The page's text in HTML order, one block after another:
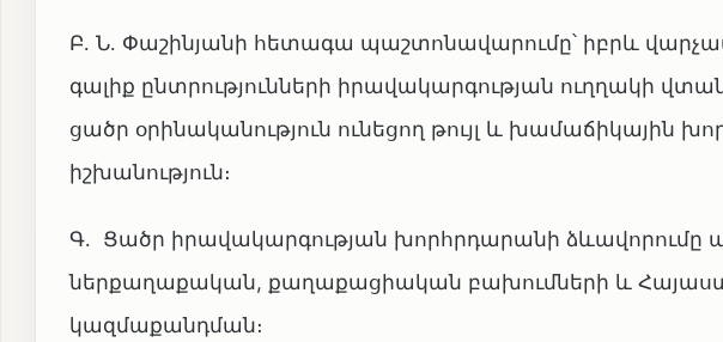
Բ․ Ն․ Փաշինյանի հետագա պաշտոնավարումը՝ իբրև
գալիք ընտրությունների իրավակարգության ուղղակի
ցածր օրինականություն ունեցող թույլ և խամաճիկային
իշխանություն։
Գ․ Ցածր իրավակարգության խորհրդարանի
ներքաղաքական, քաղաքացիական բախումների և
կազմաքանդման։